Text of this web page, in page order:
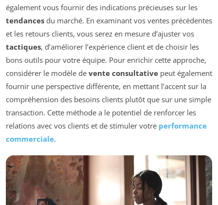
également vous fournir des indications précieuses sur les
tendances du marché. En examinant vos ventes précédentes
et les retours clients, vous serez en mesure d’ajuster vos
tactiques, d’améliorer l’expérience client et de choisir les
bons outils pour votre équipe. Pour enrichir cette approche,
considérer le modèle de vente consultative peut également
fournir une perspective différente, en mettant l’accent sur la
compréhension des besoins clients plutôt que sur une simple
transaction. Cette méthode a le potentiel de renforcer les
relations avec vos clients et de stimuler votre performance
commerciale.